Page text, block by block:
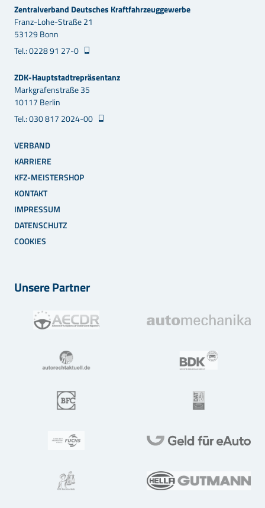
Zentralverband Deutsches Kraftfahrzeuggewerbe
Franz-Lohe-Straße 21
53129 Bonn
Tel.: 0228 91 27-0
ZDK-Hauptstadtrepräsentanz
Markgrafenstraße 35
10117 Berlin
Tel.: 030 817 2024-00
VERBAND
KARRIERE
KFZ-MEISTERSHOP
KONTAKT
IMPRESSUM
DATENSCHUTZ
COOKIES
Unsere Partner